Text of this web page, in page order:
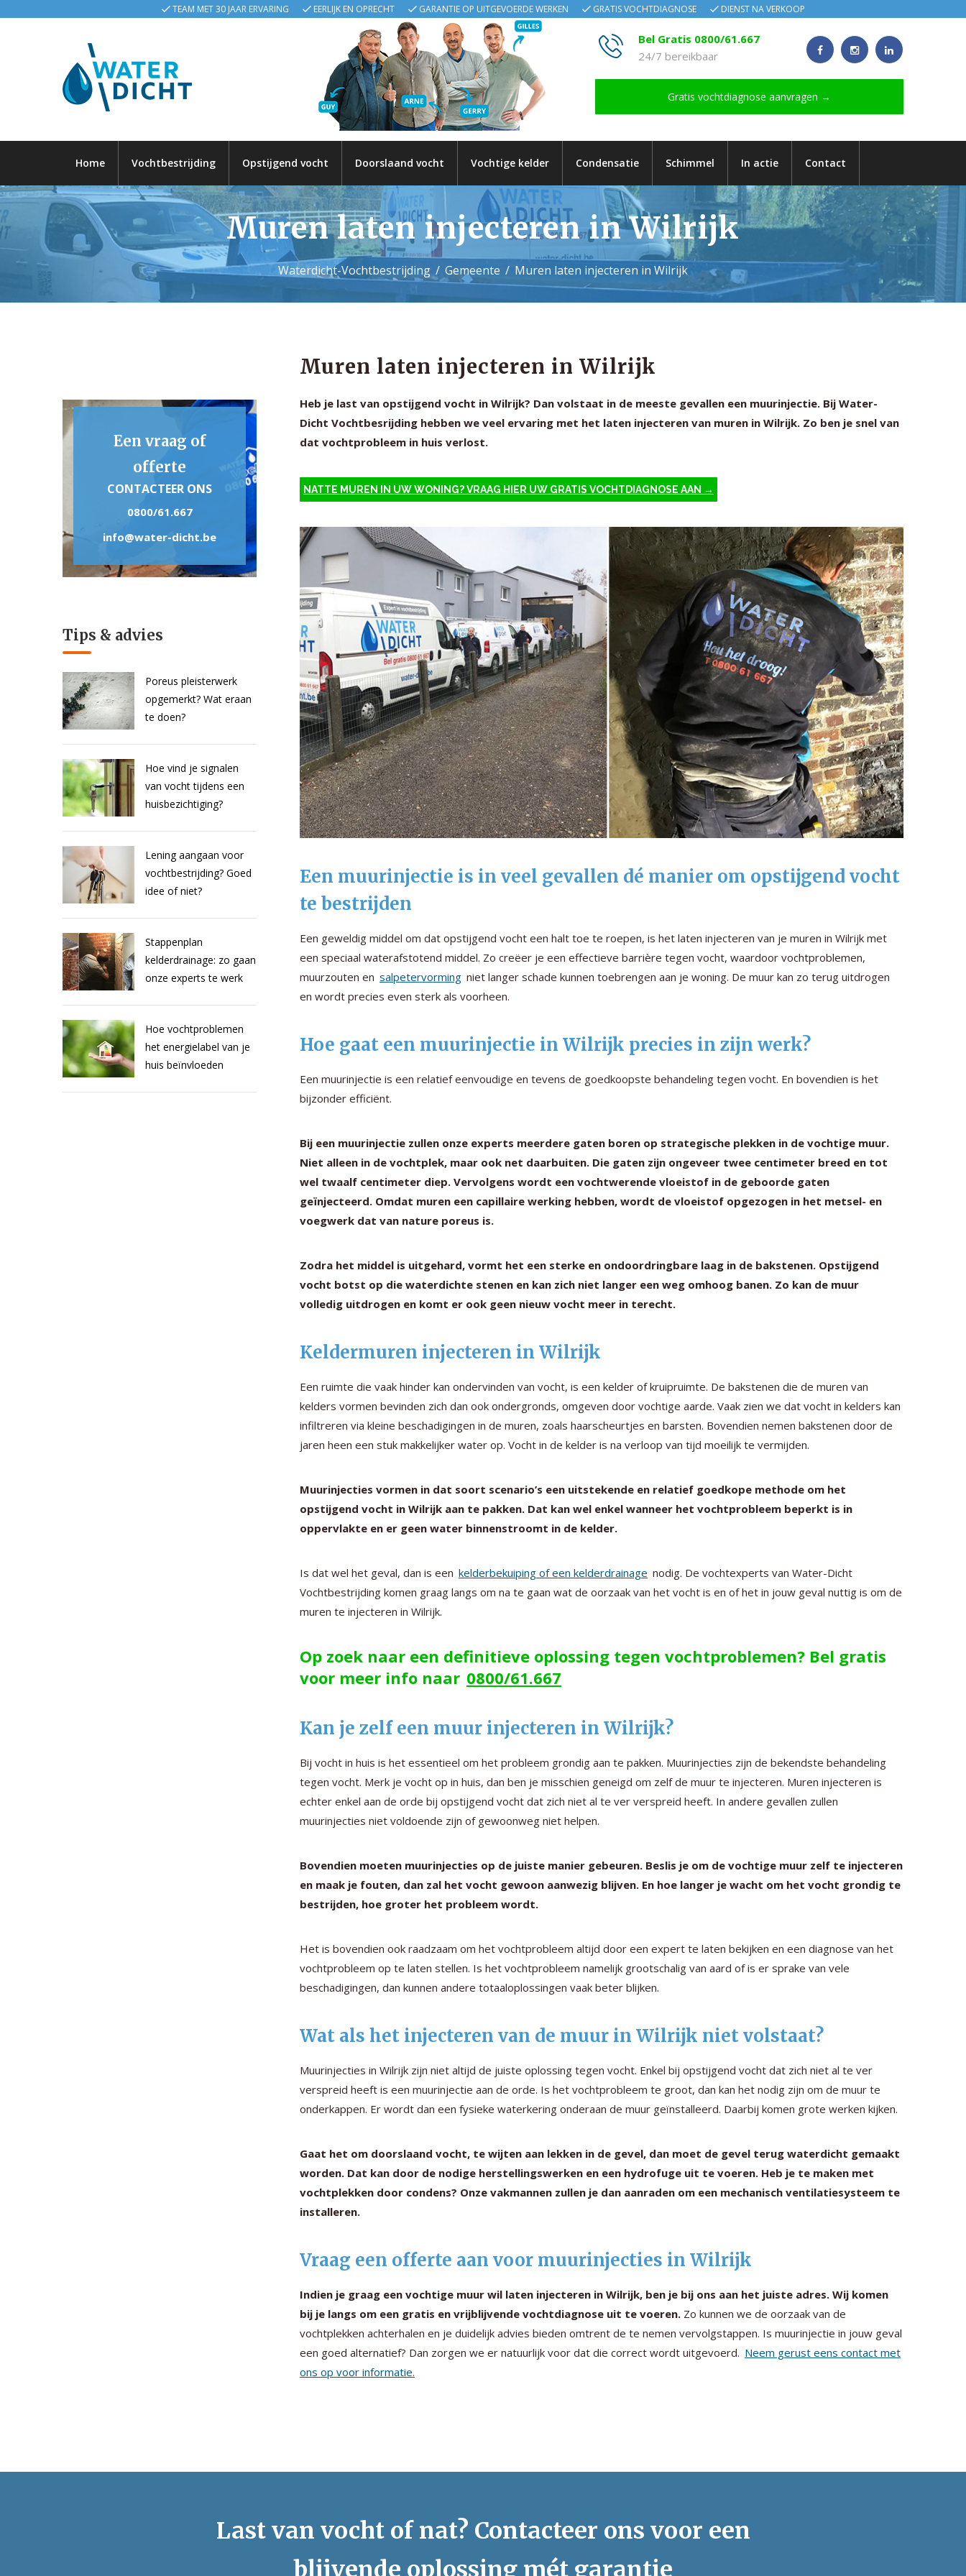
TEAM MET 30 JAAR ERVARING EERLIJK EN OPRECHT GARANTIE OP UITGEVOERDE WERKEN GRATIS VOCHTDIAGNOSE DIENST NA VERKOOP
Bel Gratis 0800/61.667
24/7 bereikbaar
Gratis vochtdiagnose aanvragen →
Home Vochtbestrijding Opstijgend vocht Doorslaand vocht Vochtige kelder Condensatie Schimmel In actie Contact
Muren laten injecteren in Wilrijk
Waterdicht-Vochtbestrijding Gemeente Muren laten injecteren in Wilrijk
Een vraag of
offerte
CONTACTEER ONS
0800/61.667
info@water-dicht.be
Tips & advies
Poreus pleisterwerk
opgemerkt? Wat eraan
te doen?
Hoe vind je signalen
van vocht tijdens een
huisbezichtiging?
Lening aangaan voor
vochtbestrijding? Goed
idee of niet?
Stappenplan
kelderdrainage: zo gaan
onze experts te werk
Hoe vochtproblemen
het energielabel van je
huis beïnvloeden
Muren laten injecteren in Wilrijk
Heb je last van opstijgend vocht in Wilrijk? Dan volstaat in de meeste gevallen een muurinjectie. Bij Water-
Dicht Vochtbesrijding hebben we veel ervaring met het laten injecteren van muren in Wilrijk. Zo ben je snel van
dat vochtprobleem in huis verlost.
NATTE MUREN IN UW WONING? VRAAG HIER UW GRATIS VOCHTDIAGNOSE AAN →
Een muurinjectie is in veel gevallen dé manier om opstijgend vocht
te bestrijden
Een geweldig middel om dat opstijgend vocht een halt toe te roepen, is het laten injecteren van je muren in Wilrijk met
een speciaal waterafstotend middel. Zo creëer je een effectieve barrière tegen vocht, waardoor vochtproblemen,
muurzouten en salpetervorming niet langer schade kunnen toebrengen aan je woning. De muur kan zo terug uitdrogen
en wordt precies even sterk als voorheen.
Hoe gaat een muurinjectie in Wilrijk precies in zijn werk?
Een muurinjectie is een relatief eenvoudige en tevens de goedkoopste behandeling tegen vocht. En bovendien is het
bijzonder efficiënt.
Bij een muurinjectie zullen onze experts meerdere gaten boren op strategische plekken in de vochtige muur.
Niet alleen in de vochtplek, maar ook net daarbuiten. Die gaten zijn ongeveer twee centimeter breed en tot
wel twaalf centimeter diep. Vervolgens wordt een vochtwerende vloeistof in de geboorde gaten
geïnjecteerd. Omdat muren een capillaire werking hebben, wordt de vloeistof opgezogen in het metsel- en
voegwerk dat van nature poreus is.
Zodra het middel is uitgehard, vormt het een sterke en ondoordringbare laag in de bakstenen. Opstijgend
vocht botst op die waterdichte stenen en kan zich niet langer een weg omhoog banen. Zo kan de muur
volledig uitdrogen en komt er ook geen nieuw vocht meer in terecht.
Keldermuren injecteren in Wilrijk
Een ruimte die vaak hinder kan ondervinden van vocht, is een kelder of kruipruimte. De bakstenen die de muren van
kelders vormen bevinden zich dan ook ondergronds, omgeven door vochtige aarde. Vaak zien we dat vocht in kelders kan
infiltreren via kleine beschadigingen in de muren, zoals haarscheurtjes en barsten. Bovendien nemen bakstenen door de
jaren heen een stuk makkelijker water op. Vocht in de kelder is na verloop van tijd moeilijk te vermijden.
Muurinjecties vormen in dat soort scenario’s een uitstekende en relatief goedkope methode om het
opstijgend vocht in Wilrijk aan te pakken. Dat kan wel enkel wanneer het vochtprobleem beperkt is in
oppervlakte en er geen water binnenstroomt in de kelder.
Is dat wel het geval, dan is een kelderbekuiping of een kelderdrainage nodig. De vochtexperts van Water-Dicht
Vochtbestrijding komen graag langs om na te gaan wat de oorzaak van het vocht is en of het in jouw geval nuttig is om de
muren te injecteren in Wilrijk.
Op zoek naar een definitieve oplossing tegen vochtproblemen? Bel gratis
voor meer info naar 0800/61.667
Kan je zelf een muur injecteren in Wilrijk?
Bij vocht in huis is het essentieel om het probleem grondig aan te pakken. Muurinjecties zijn de bekendste behandeling
tegen vocht. Merk je vocht op in huis, dan ben je misschien geneigd om zelf de muur te injecteren. Muren injecteren is
echter enkel aan de orde bij opstijgend vocht dat zich niet al te ver verspreid heeft. In andere gevallen zullen
muurinjecties niet voldoende zijn of gewoonweg niet helpen.
Bovendien moeten muurinjecties op de juiste manier gebeuren. Beslis je om de vochtige muur zelf te injecteren
en maak je fouten, dan zal het vocht gewoon aanwezig blijven. En hoe langer je wacht om het vocht grondig te
bestrijden, hoe groter het probleem wordt.
Het is bovendien ook raadzaam om het vochtprobleem altijd door een expert te laten bekijken en een diagnose van het
vochtprobleem op te laten stellen. Is het vochtprobleem namelijk grootschalig van aard of is er sprake van vele
beschadigingen, dan kunnen andere totaaloplossingen vaak beter blijken.
Wat als het injecteren van de muur in Wilrijk niet volstaat?
Muurinjecties in Wilrijk zijn niet altijd de juiste oplossing tegen vocht. Enkel bij opstijgend vocht dat zich niet al te ver
verspreid heeft is een muurinjectie aan de orde. Is het vochtprobleem te groot, dan kan het nodig zijn om de muur te
onderkappen. Er wordt dan een fysieke waterkering onderaan de muur geïnstalleerd. Daarbij komen grote werken kijken.
Gaat het om doorslaand vocht, te wijten aan lekken in de gevel, dan moet de gevel terug waterdicht gemaakt
worden. Dat kan door de nodige herstellingswerken en een hydrofuge uit te voeren. Heb je te maken met
vochtplekken door condens? Onze vakmannen zullen je dan aanraden om een mechanisch ventilatiesysteem te
installeren.
Vraag een offerte aan voor muurinjecties in Wilrijk
Indien je graag een vochtige muur wil laten injecteren in Wilrijk, ben je bij ons aan het juiste adres. Wij komen
bij je langs om een gratis en vrijblijvende vochtdiagnose uit te voeren. Zo kunnen we de oorzaak van de
vochtplekken achterhalen en je duidelijk advies bieden omtrent de te nemen vervolgstappen. Is muurinjectie in jouw geval
een goed alternatief? Dan zorgen we er natuurlijk voor dat die correct wordt uitgevoerd. Neem gerust eens contact met
ons op voor informatie.
Last van vocht of nat? Contacteer ons voor een
blijvende oplossing mét garantie